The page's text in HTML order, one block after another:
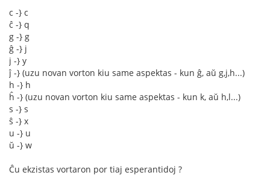
c -} c
ĉ -} q
g -} g
ĝ -} j
j -} y
ĵ -} (uzu novan vorton kiu same aspektas - kun ĝ, aŭ g,j,h...)
h -} h
ĥ -} (uzu novan vorton kiu same aspektas - kun k, aŭ h,l...)
s -} s
ŝ -} x
u -} u
ŭ -} w
Ĉu ekzistas vortaron por tiaj esperantidoj ?